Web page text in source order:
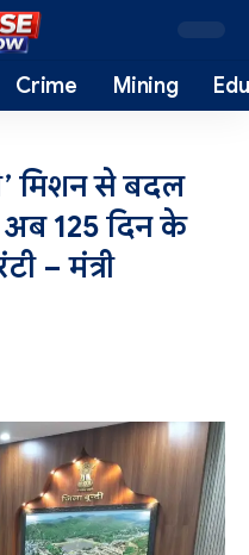
Crime Mining
मिशन से बदल
अब 125 दिन के
– मंत्री